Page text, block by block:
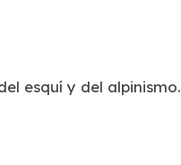
esquí y del alpinismo.